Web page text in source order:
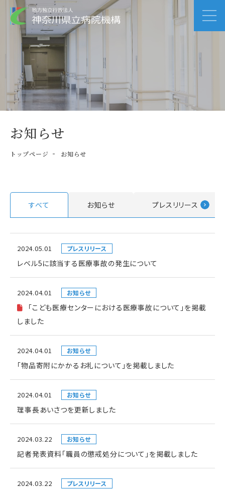
お知らせ
トップページ お知らせ
すべて お知らせ プレスリリース
2024.05.01 プレスリリース
レベル5に該当する医療事故の発生について
2024.04.01 お知らせ
「こども医療センターにおける医療事故について」を掲載
しました
2024.04.01 お知らせ
「物品寄附にかかるお礼について」を掲載しました
2024.04.01 お知らせ
理事長あいさつを更新しました
2024.03.22 お知らせ
記者発表資料「職員の懲戒処分について」を掲載しました
2024.03.22 プレスリリース